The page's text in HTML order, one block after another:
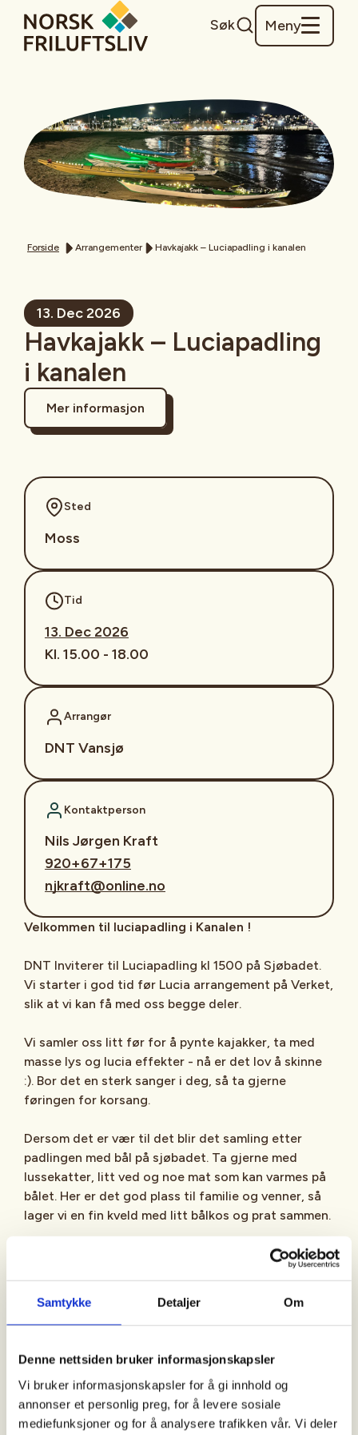
Samtykke Detaljer Om
Denne nettsiden bruker informasjonskapsler
Vi bruker informasjonskapsler for å gi innhold og
annonser et personlig preg, for å levere sosiale
mediefunksjoner og for å analysere trafikken vår. Vi deler
Søk Meny
Forside Arrangementer Havkajakk – Luciapadling i kanalen
13. Dec 2026
Havkajakk – Luciapadling
i kanalen
Mer informasjon
Sted
Moss
Tid
13. Dec 2026
Kl. 15.00 - 18.00
Arrangør
DNT Vansjø
Kontaktperson
Nils Jørgen Kraft
920+67+175
njkraft@online.no
Velkommen til luciapadling i Kanalen !
DNT Inviterer til Luciapadling kl 1500 på Sjøbadet.
Vi starter i god tid før Lucia arrangement på Verket,
slik at vi kan få med oss begge deler.
Vi samler oss litt før for å pynte kajakker, ta med
masse lys og lucia effekter - nå er det lov å skinne
:). Bor det en sterk sanger i deg, så ta gjerne
føringen for korsang.
Dersom det er vær til det blir det samling etter
padlingen med bål på sjøbadet. Ta gjerne med
lussekatter, litt ved og noe mat som kan varmes på
bålet. Her er det god plass til familie og venner, så
lager vi en fin kveld med litt bålkos og prat sammen.
For de som padler er det krav til tørrdrakt, ta gjerne
Vel møtt – Kim og Nils-Jørgen tlf 92067175